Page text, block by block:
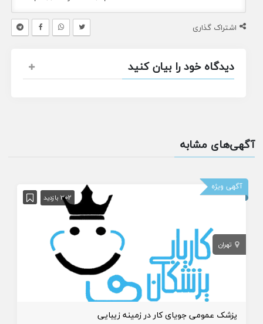
اشتراک گذاری
دیدگاه خود را بیان کنید
آگهی‌های مشابه
آگهی ویژه
302 بازدید
تهران
پزشک عمومی جویای کار در زمینه زیبایی